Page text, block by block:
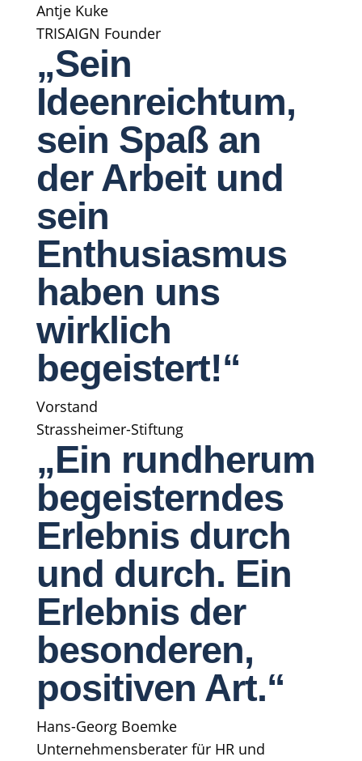
Antje Kuke
TRISAIGN Founder
„Sein
Ideenreichtum,
sein Spaß an
der Arbeit und
sein
Enthusiasmus
haben uns
wirklich
begeistert!“
Vorstand
Strassheimer-Stiftung
„Ein rundherum
begeisterndes
Erlebnis durch
und durch. Ein
Erlebnis der
besonderen,
positiven Art.“
Hans-Georg Boemke
Unternehmensberater für HR und